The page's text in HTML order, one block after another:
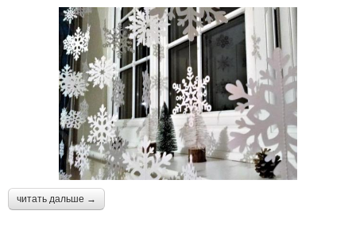
читать дальше →